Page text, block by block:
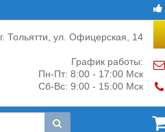
г. Тольятти, ул. Офицерская, 14
График работы:
Пн-Пт: 8:00 - 17:00 Мск
Сб-Вс: 9:00 - 15:00 Мск